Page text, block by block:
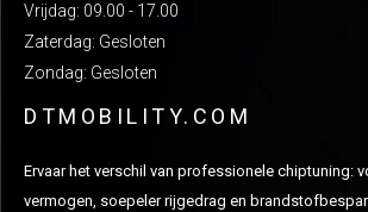
Vrijdag: 09.00 - 17.00
Zaterdag: Gesloten
Zondag: Gesloten
DTMOBILITY.COM
Ervaar het verschil van professionele chiptuning:
vermogen, soepeler rijgedrag en